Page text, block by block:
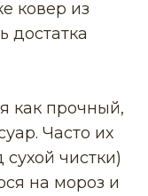
ковер из
достатка
как прочный,
Часто их
чистки)
на мороз и